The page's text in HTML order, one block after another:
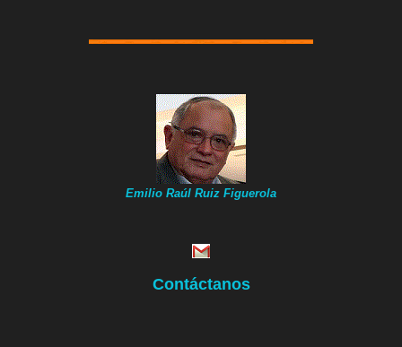
Emilio Raúl Ruiz Figuerola
Contáctanos